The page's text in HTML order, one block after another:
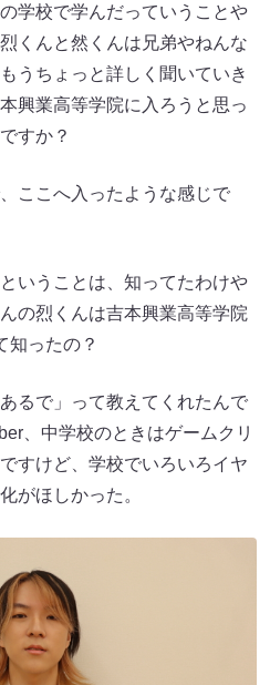
学校で学んだっていうことや
くんと然くんは兄弟やねんな
うちょっと詳しく聞いていき
興業高等学院に入ろうと思っ
すか？
ここへ入ったような感じで
いうことは、知ってたわけや
の烈くんは吉本興業高等学院
知ったの？
るで」って教えてくれたんで
、中学校のときはゲームクリ
すけど、学校でいろいろイヤ
がほしかった。